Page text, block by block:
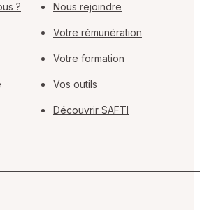
? Nous rejoindre
Votre rémunération
Votre formation
Vos outils
Découvrir SAFTI